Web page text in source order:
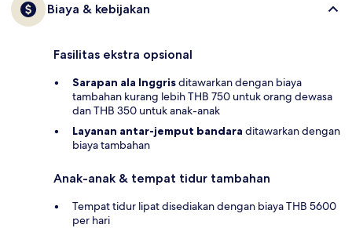
Biaya & kebijakan
Fasilitas ekstra opsional
Sarapan ala Inggrisditawarkan dengan biaya
tambahan kurang lebih THB 750 untuk orang dewasa
dan THB 350 untuk anak-anak
Layanan antar-jemput bandara ditawarkan dengan
biaya tambahan
Anak-anak & tempat tidur tambahan
Tempat tidur lipat disediakan dengan biaya THB 5600
per hari